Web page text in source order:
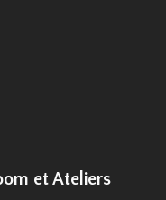
et Ateliers